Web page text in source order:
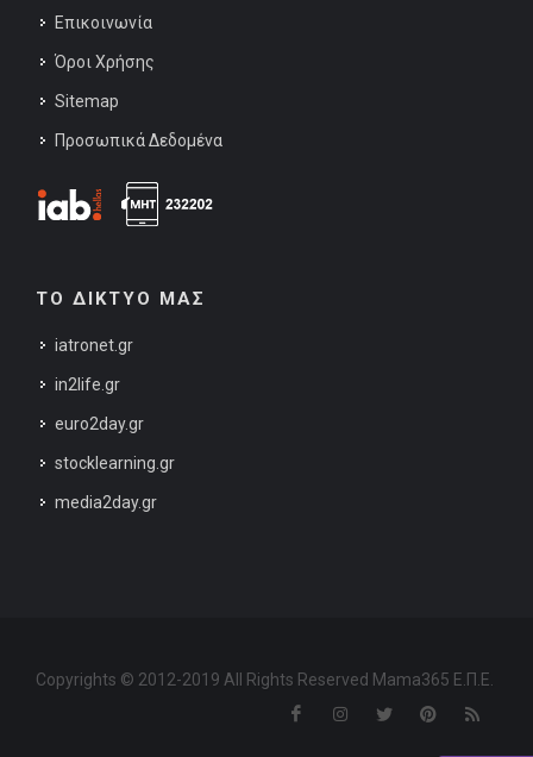
Επικοινωνία
Όροι Χρήσης
Sitemap
Προσωπικά Δεδομένα
ΤΟ ΔΙΚΤΥΟ ΜΑΣ
iatronet.gr
in2life.gr
euro2day.gr
stocklearning.gr
media2day.gr
Copyrights © 2012-2019 All Rights Reserved Mama365 Ε.Π.Ε.